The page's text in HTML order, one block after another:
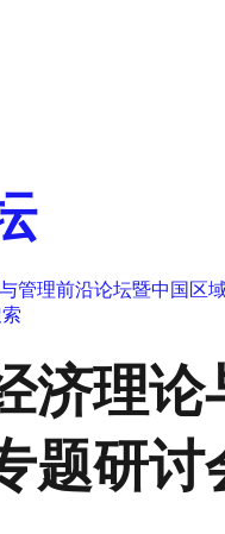
管理前沿论坛暨中国区
济理
题研讨